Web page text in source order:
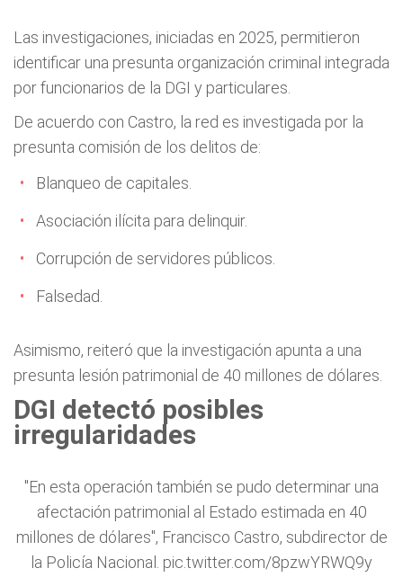
Las investigaciones, iniciadas en 2025, permitieron
identificar una presunta organización criminal integrada
por funcionarios de la DGI y particulares.
De acuerdo con Castro, la red es investigada por la
presunta comisión de los delitos de:
Blanqueo de capitales.
Asociación ilícita para delinquir.
Corrupción de servidores públicos.
Falsedad.
Asimismo, reiteró que la investigación apunta a una
presunta lesión patrimonial de 40 millones de dólares.
DGI detectó posibles
irregularidades
"En esta operación también se pudo determinar una
afectación patrimonial al Estado estimada en 40
millones de dólares", Francisco Castro, subdirector de
la Policía Nacional. pic.twitter.com/8pzwYRWQ9y